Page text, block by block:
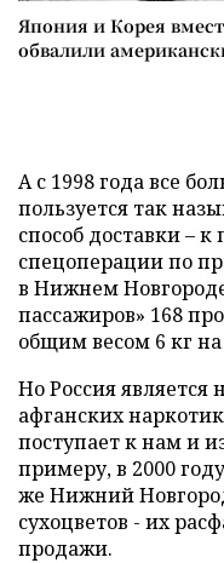
Япония и Корея
обвалили
А с 1998 года все
пользуется так
способ доставки –
спецоперации по
в Нижнем
пассажиров» 168
общим весом 6 кг
Но Россия является
афганских
поступает к нам и
примеру, в 2000
же Нижний
сухоцветов - их
продажи.